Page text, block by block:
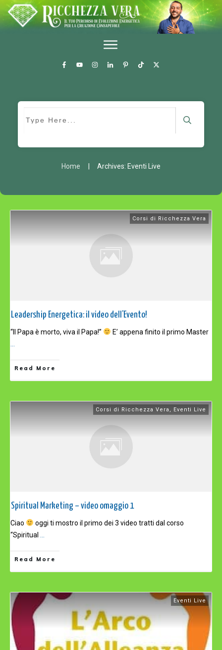
Home Archives: Eventi Live
Corsi di Ricchezza Vera
Leadership Energetica: il video dell’Evento!
“Il Papa è morto, viva il Papa!”
E’ appena finito il primo Master
Read More
Corsi di Ricchezza Vera , Eventi Live
Spiritual Marketing – video omaggio 1
Ciao
oggi ti mostro il primo dei 3 video tratti dal corso
“Spiritual
Read More
Eventi Live